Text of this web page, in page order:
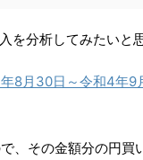
分析してみたいと思
8月30日～令和4年9
その金額分の円買